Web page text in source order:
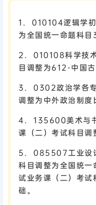
1. 010104逻辑学初
为全国统一命题科目
2. 010108科学技术
目调整为612-中国古
3. 0302政治学各专
调整为中外政治制度
4. 135600美术与
课（二）考试科目调
5. 085507工业设
科目调整为全国统
试业务课（二）考
础。